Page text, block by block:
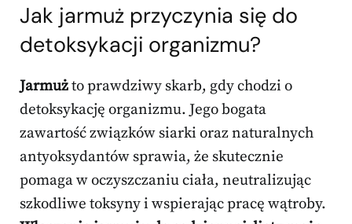
Jak jarmuż przyczynia się do
detoksykacji organizmu?
Jarmużto prawdziwy skarb, gdy chodzi o
detoksykację organizmu. Jego bogata
zawartość związków siarki oraz naturalnych
antyoksydantów sprawia, że skutecznie
pomaga w oczyszczaniu ciała, neutralizując
szkodliwe toksyny i wspierając pracę wątroby.